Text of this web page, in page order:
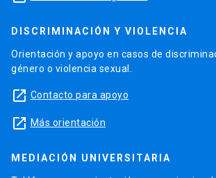
DISCRIMINACIÓN Y VIOLENCIA
Orientación y apoyo en casos de
género o violencia sexual.
launch Contacto para apoyo
launch Más orientación
MEDIACIÓN UNIVERSITARIA